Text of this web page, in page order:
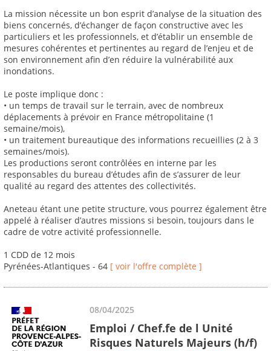
La mission nécessite un bon esprit d’analyse de la situation des
biens concernés, d’échanger de façon constructive avec les
particuliers et les professionnels, et d’établir un ensemble de
mesures cohérentes et pertinentes au regard de l’enjeu et de
son environnement afin d’en réduire la vulnérabilité aux
inondations.
Le poste implique donc :
• un temps de travail sur le terrain, avec de nombreux
déplacements à prévoir en France métropolitaine (1
semaine/mois),
• un traitement bureautique des informations recueillies (2 à 3
semaines/mois).
Les productions seront contrôlées en interne par les
responsables du bureau d’études afin de s’assurer de leur
qualité au regard des attentes des collectivités.
Aneteau étant une petite structure, vous pourrez également être
appelé à réaliser d’autres missions si besoin, toujours dans le
cadre de votre activité professionnelle.
1 CDD de 12 mois
Pyrénées-Atlantiques - 64 [ voir l'offre complète ]
08/04/2025
Emploi / Chef.fe de l Unité
Risques Naturels Majeurs (h/f)